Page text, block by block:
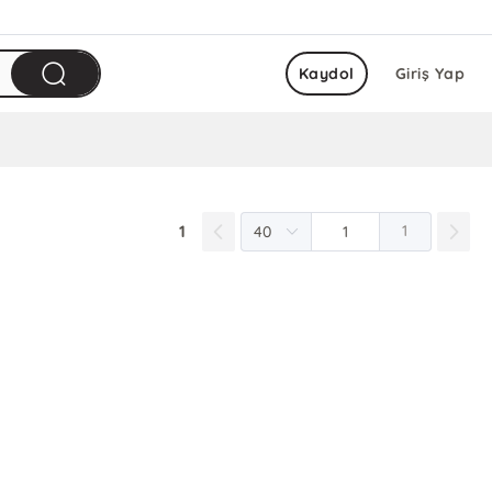
Giriş Yap
Kaydol
1 1